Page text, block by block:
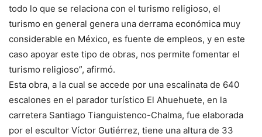
todo lo que se relaciona con el turismo religioso, el
turismo en general genera una derrama económica muy
considerable en México, es fuente de empleos, y en este
caso apoyar este tipo de obras, nos permite fomentar el
turismo religioso”, afirmó.
Esta obra, a la cual se accede por una escalinata de 640
escalones en el parador turístico El Ahuehuete, en la
carretera Santiago Tianguistenco-Chalma, fue elaborada
por el escultor Víctor Gutiérrez, tiene una altura de 33